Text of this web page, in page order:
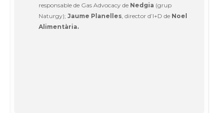
responsable de Gas Advocacy de Nedgia (grup
Naturgy); Jaume Planelles , director d’I+D de Noel
Alimentària.